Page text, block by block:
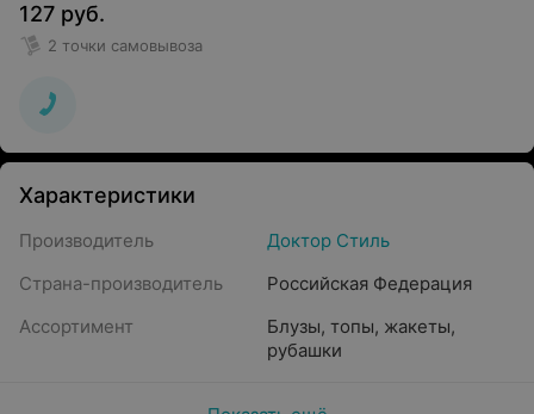
127 руб.
2 точки самовывоза
Характеристики
Производитель
Доктор Стиль
Страна-производитель
Российская Федерация
Ассортимент
Блузы, топы, жакеты,
рубашки